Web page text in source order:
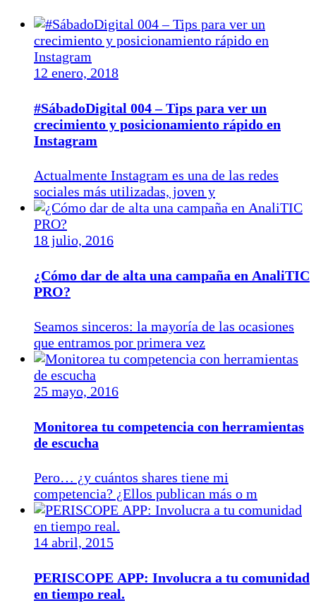
12 enero, 2018
#SábadoDigital 004 – Tips para ver un
crecimiento y posicionamiento rápido en
Instagram
Actualmente Instagram es una de las redes
sociales más utilizadas, joven y
18 julio, 2016
¿Cómo dar de alta una campaña en AnaliTIC
PRO?
Seamos sinceros: la mayoría de las ocasiones
que entramos por primera vez
25 mayo, 2016
Monitorea tu competencia con herramientas
de escucha
Pero… ¿y cuántos shares tiene mi
competencia? ¿Ellos publican más o m
14 abril, 2015
PERISCOPE APP: Involucra a tu comunidad
en tiempo real.